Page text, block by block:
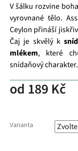
od 189 Kč
Varianta
V šálku rozvine
vyrovnané tělo.
Ceylon přináší
Čaj je skvělý k
mlékem, které
snídaňový charakter.